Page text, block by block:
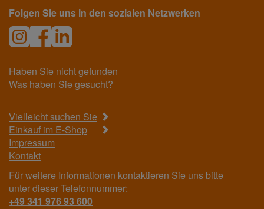
Folgen Sie uns in den sozialen Netzwerken
Haben Sie nicht gefunden
Was haben Sie gesucht?
Vielleicht suchen Sie
Einkauf im E-Shop
Impressum
Kontakt
Für weitere Informationen kontaktieren Sie uns bitte
unter dieser Telefonnummer:
+49 341 976 93 600